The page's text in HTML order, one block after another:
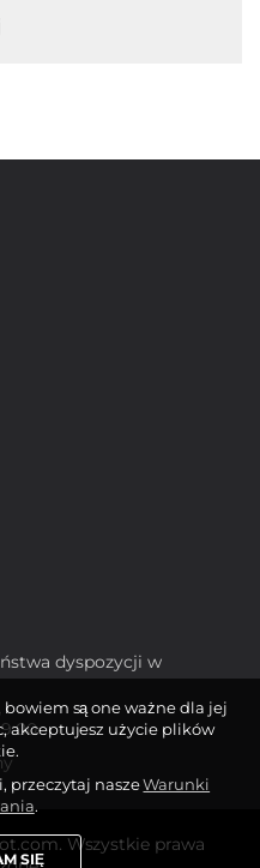
dyspozycji w
Wszystkie prawa
są one ważne dla jej
akceptujesz użycie plików
przeczytaj naszeWarunki
.
SIĘ